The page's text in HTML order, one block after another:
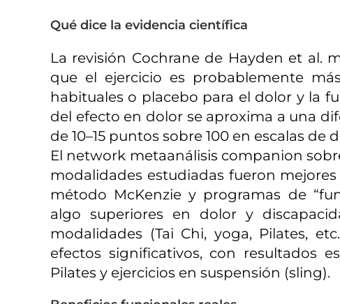
Qué dice la evidencia científica
La revisión Cochrane de Hayden et al.
que el ejercicio es probablemente
habituales o placebo para el dolor y la
del efecto en dolor se aproxima a una
de 10–15 puntos sobre 100 en escalas de
El network metaanálisis companion
modalidades estudiadas fueron
método McKenzie y programas de
algo superiores en dolor y
modalidades (Tai Chi, yoga, Pilates,
efectos significativos, con resultados
Pilates y ejercicios en suspensión (sling).